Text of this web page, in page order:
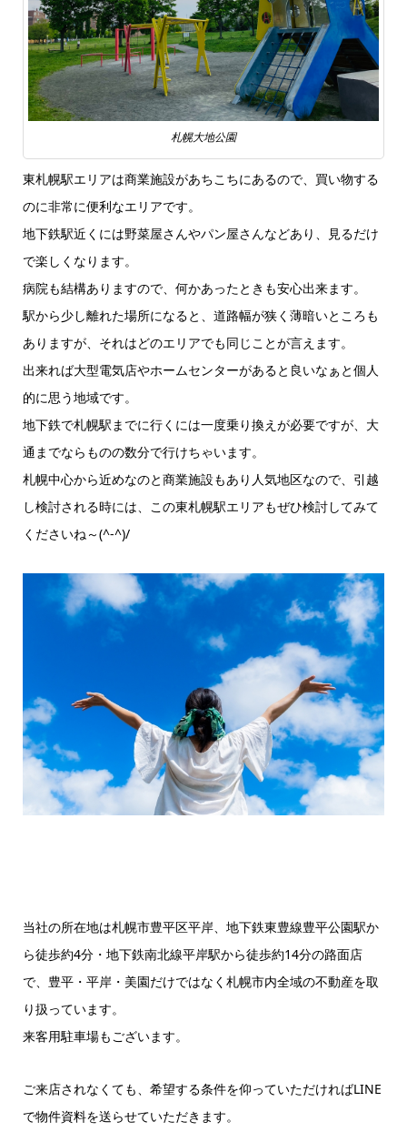
札幌大地公園
東札幌駅エリアは商業施設があちこちにあるので、買い物する
のに非常に便利なエリアです。
地下鉄駅近くには野菜屋さんやパン屋さんなどあり、見るだけ
で楽しくなります。
病院も結構ありますので、何かあったときも安心出来ます。
駅から少し離れた場所になると、道路幅が狭く薄暗いところも
ありますが、それはどのエリアでも同じことが言えます。
出来れば大型電気店やホームセンターがあると良いなぁと個人
的に思う地域です。
地下鉄で札幌駅までに行くには一度乗り換えが必要ですが、大
通までならものの数分で行けちゃいます。
札幌中心から近めなのと商業施設もあり人気地区なので、引越
し検討される時には、この東札幌駅エリアもぜひ検討してみて
くださいね～(^-^)/
当社の所在地は札幌市豊平区平岸、地下鉄東豊線豊平公園駅か
ら徒歩約4分・地下鉄南北線平岸駅から徒歩約14分の路面店
で、豊平・平岸・美園だけではなく札幌市内全域の不動産を取
り扱っています。
来客用駐車場もございます。
ご来店されなくても、希望する条件を仰っていただければLINE
で物件資料を送らせていただきます。